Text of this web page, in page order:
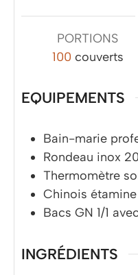
PORTIONS
100 couverts
EQUIPEMENTS
Bain-marie
Rondeau inox
Thermomètre
Chinois
Bacs GN 1/1
INGRÉDIENTS